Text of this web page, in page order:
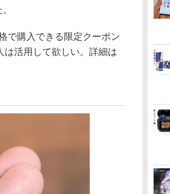
で購入できる限定クーポン
は活用して欲しい。詳細は